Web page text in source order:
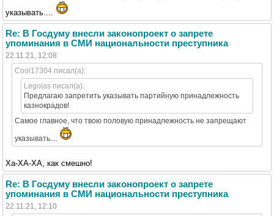
указывать....
Re: В Госдуму внесли законопроект о запрете
упоминания в СМИ национальности преступника
22.11.21, 12:08
Cool17304 писал(а):
Legolas писал(а):
Предлагаю запретить указывать партийную принадлежность
казнокрадов!
Самое главное, что твою половую принадлежность не запрещают
указывать....
Ха-ХА-ХА, как смешно!
Re: В Госдуму внесли законопроект о запрете
упоминания в СМИ национальности преступника
22.11.21, 12:10